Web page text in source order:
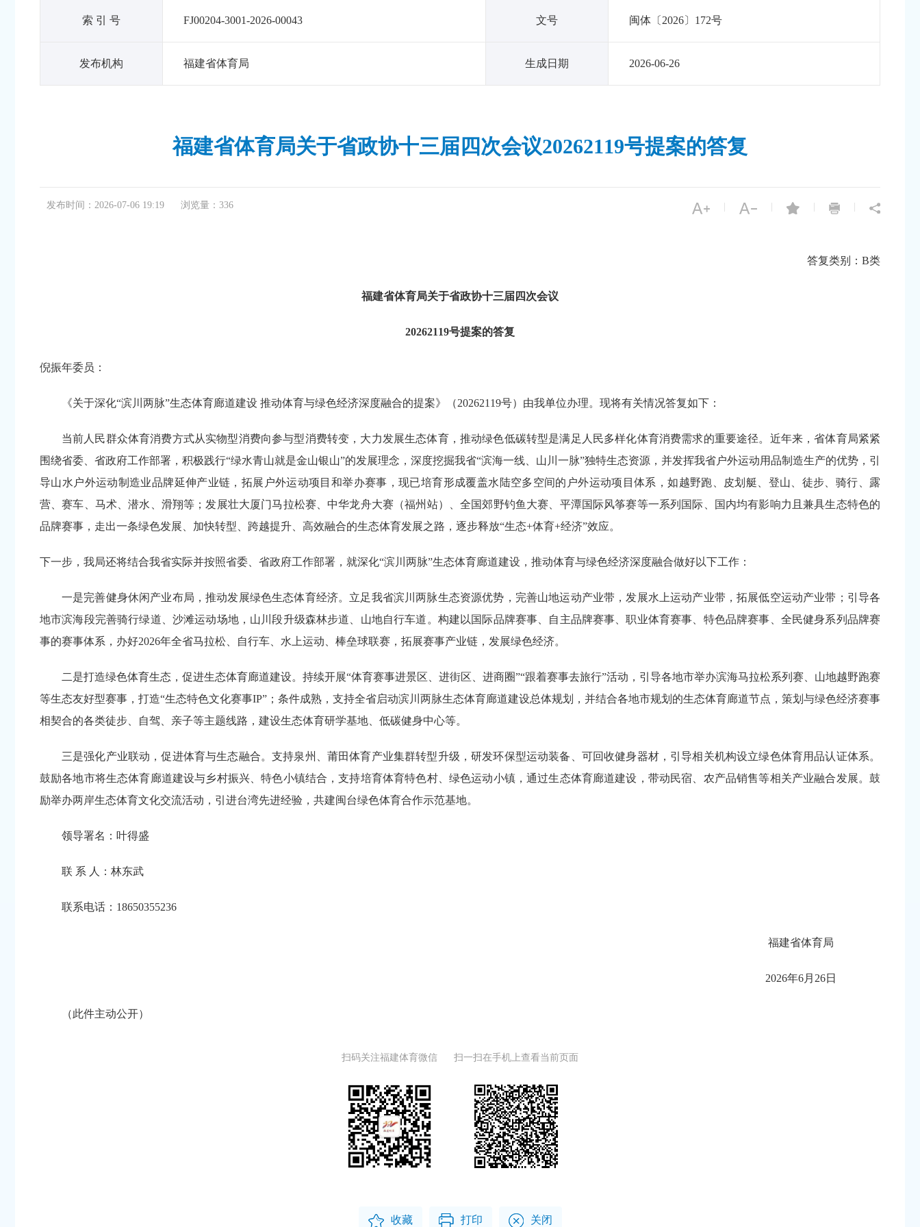
索 引 号 FJ00204-3001-2026-00043 文号 闽体〔2026〕172号
发布机构 福建省体育局 生成日期 2026-06-26
福建省体育局关于省政协十三届四次会议20262119号提案的答复
发布时间：2026-07-06 19:19 浏览量： 336
答复类别：B类
福建省体育局关于省政协十三届四次会议
20262119号提案的答复
倪振年委员：
《关于深化“滨川两脉”生态体育廊道建设 推动体育与绿色经济深度融合的提案》（20262119号）由我单位办理。现将有关情况答复如下：
当前人民群众体育消费方式从实物型消费向参与型消费转变，大力发展生态体育，推动绿色低碳转型是满足人民多样化体育消费需求的重要途径。近年来，省体育局紧紧
围绕省委、省政府工作部署，积极践行“绿水青山就是金山银山”的发展理念，深度挖掘我省“滨海一线、山川一脉”独特生态资源，并发挥我省户外运动用品制造生产的优势，引
导山水户外运动制造业品牌延伸产业链，拓展户外运动项目和举办赛事，现已培育形成覆盖水陆空多空间的户外运动项目体系，如越野跑、皮划艇、登山、徒步、骑行、露
营、赛车、马术、潜水、滑翔等；发展壮大厦门马拉松赛、中华龙舟大赛（福州站）、全国郊野钓鱼大赛、平潭国际风筝赛等一系列国际、国内均有影响力且兼具生态特色的
品牌赛事，走出一条绿色发展、加快转型、跨越提升、高效融合的生态体育发展之路，逐步释放“生态+体育+经济”效应。
下一步，我局还将结合我省实际并按照省委、省政府工作部署，就深化“滨川两脉”生态体育廊道建设，推动体育与绿色经济深度融合做好以下工作：
一是完善健身休闲产业布局，推动发展绿色生态体育经济。立足我省滨川两脉生态资源优势，完善山地运动产业带，发展水上运动产业带，拓展低空运动产业带；引导各
地市滨海段完善骑行绿道、沙滩运动场地，山川段升级森林步道、山地自行车道。构建以国际品牌赛事、自主品牌赛事、职业体育赛事、特色品牌赛事、全民健身系列品牌赛
事的赛事体系，办好2026年全省马拉松、自行车、水上运动、棒垒球联赛，拓展赛事产业链，发展绿色经济。
二是打造绿色体育生态，促进生态体育廊道建设。持续开展“体育赛事进景区、进街区、进商圈”“跟着赛事去旅行”活动，引导各地市举办滨海马拉松系列赛、山地越野跑赛
等生态友好型赛事，打造“生态特色文化赛事IP”；条件成熟，支持全省启动滨川两脉生态体育廊道建设总体规划，并结合各地市规划的生态体育廊道节点，策划与绿色经济赛事
相契合的各类徒步、自驾、亲子等主题线路，建设生态体育研学基地、低碳健身中心等。
三是强化产业联动，促进体育与生态融合。支持泉州、莆田体育产业集群转型升级，研发环保型运动装备、可回收健身器材，引导相关机构设立绿色体育用品认证体系。
鼓励各地市将生态体育廊道建设与乡村振兴、特色小镇结合，支持培育体育特色村、绿色运动小镇，通过生态体育廊道建设，带动民宿、农产品销售等相关产业融合发展。鼓
励举办两岸生态体育文化交流活动，引进台湾先进经验，共建闽台绿色体育合作示范基地。
领导署名：叶得盛
联 系 人：林东武
联系电话：18650355236
福建省体育局
2026年6月26日
（此件主动公开）
扫码关注福建体育微信 扫一扫在手机上查看当前页面
收藏 打印 关闭